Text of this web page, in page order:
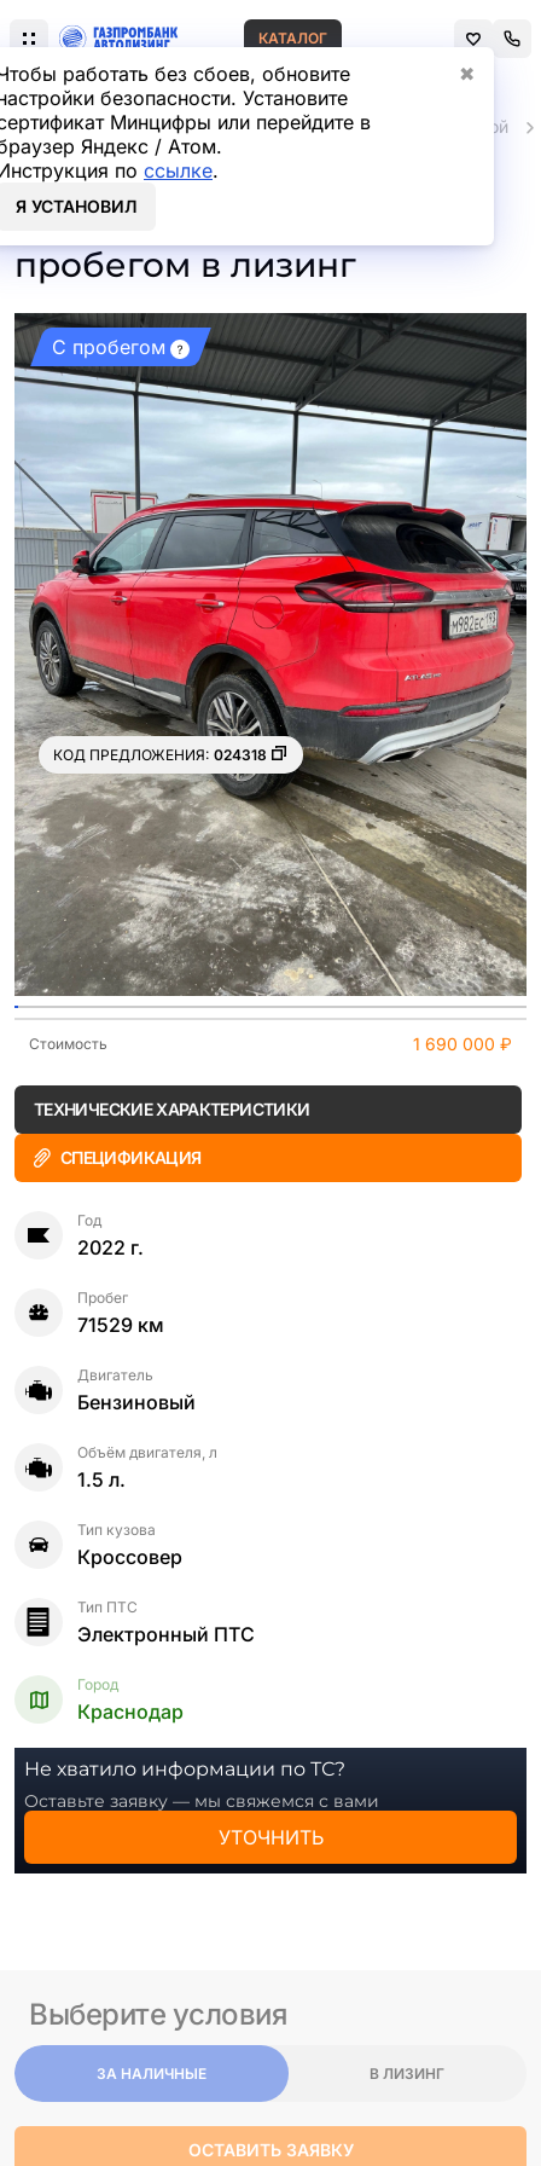
работать без сбоев, обновите
безопасности. Установите
Минцифры или перейдите в
Яндекс / Атом.
по ссылке.
Я УСТАНОВИЛ
✖
КАТАЛОГ
Главная Автомобили и техника с пробегом Легковой
Geely Atlas Pro Luxury 1.5T
6AT 2WD (177 л.с.) с
пробегом в лизинг
С пробегом
КОД ПРЕДЛОЖЕНИЯ: 024318
Ещё 21
Стоимость
1 690 000 ₽
ТЕХНИЧЕСКИЕ ХАРАКТЕРИСТИКИ
СПЕЦИФИКАЦИЯ
Год
2022 г.
Пробег
71529 км
Двигатель
Бензиновый
Объём двигателя, л
1.5 л.
Тип кузова
Кроссовер
Тип ПТС
Электронный ПТС
Город
Краснодар
Не хватило информации по ТС?
Оставьте заявку — мы свяжемся с вами
УТОЧНИТЬ
Выберите условия
ЗА НАЛИЧНЫЕ В ЛИЗИНГ
ОСТАВИТЬ ЗАЯВКУ